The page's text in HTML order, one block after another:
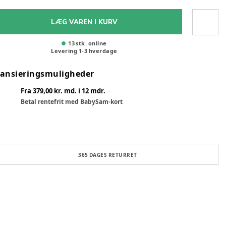
LÆG VAREN I KURV
13 stk. online
Levering 1-3 hverdage
Fra 379,00 kr. md. i 12 mdr.
Betal rentefrit med BabySam-kort
365 DAGES RETURRET